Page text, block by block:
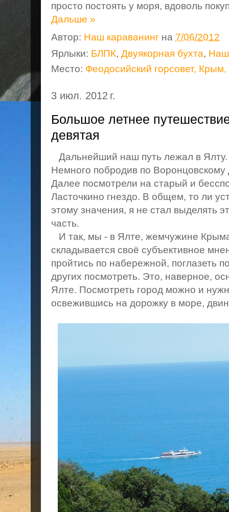
просто постоять у моря, вдоволь
Дальше »
Автор: Наш караванинг на 7/06/2012
Ярлыки: БЛПК, Двуякорная бухта, Наш
Место: Феодосийский горсовет, Крым,
3 июл. 2012 г.
Большое летнее
девятая
Дальнейший наш путь лежал в Ялту.
Немного побродив по
Далее посмотрели на старый и
Ласточкино гнездо. В общем, то ли
этому значения, я не стал выделять
часть.
И так, мы - в Ялте, жемчужине
складывается своё субъективное
пройтись по набережной, поглазеть
других посмотреть. Это, наверное,
Ялте. Посмотреть город можно и
освежившись на дорожку в море,